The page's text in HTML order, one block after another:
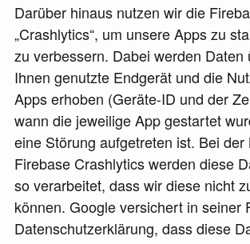
Darüber hinaus nutzen wir die
„Crashlytics“, um unsere Apps zu
zu verbessern. Dabei werden Daten
Ihnen genutzte Endgerät und die
Apps erhoben (Geräte-ID und der
wann die jeweilige App gestartet
eine Störung aufgetreten ist. Bei der
Firebase Crashlytics werden diese
so verarbeitet, dass wir diese nicht
können. Google versichert in seiner
Datenschutzerklärung, dass diese